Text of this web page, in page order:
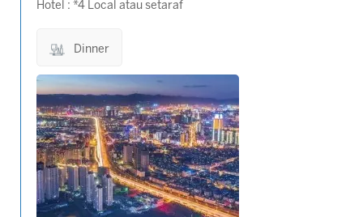
Hotel : *4 Local atau setaraf
Dinner